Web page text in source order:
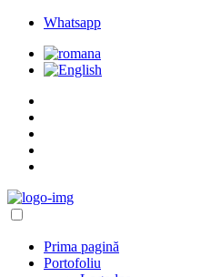
Whatsapp
Prima pagină
Portofoliu